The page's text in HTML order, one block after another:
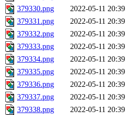
379330.png
2022-05-11 20:39
379331.png
2022-05-11 20:39
379332.png
2022-05-11 20:39
379333.png
2022-05-11 20:39
379334.png
2022-05-11 20:39
379335.png
2022-05-11 20:39
379336.png
2022-05-11 20:39
379337.png
2022-05-11 20:39
379338.png
2022-05-11 20:39